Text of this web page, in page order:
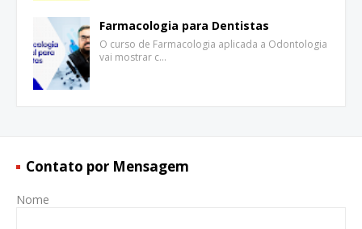
Farmacologia para Dentistas
O curso de Farmacologia aplicada a Odontologia
vai mostrar c…
Contato por Mensagem
Nome